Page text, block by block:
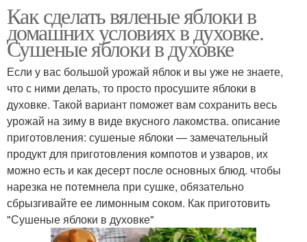
Как сделать вяленые яблоки в
домашних условиях в духовке.
Сушеные яблоки в духовке
Если у вас большой урожай яблок и вы уже не знаете,
что с ними делать, то просто просушите яблоки в
духовке. Такой вариант поможет вам сохранить весь
урожай на зиму в виде вкусного лакомства. описание
приготовления: сушеные яблоки — замечательный
продукт для приготовления компотов и узваров, их
можно есть и как десерт после основных блюд. чтобы
нарезка не потемнела при сушке, обязательно
сбрызгивайте ее лимонным соком. Как приготовить
"Сушеные яблоки в духовке"